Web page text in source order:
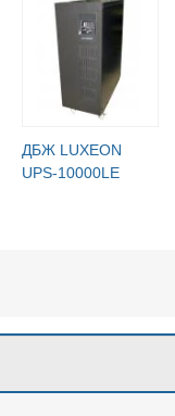
ДБЖ LUXEON
UPS-10000LE